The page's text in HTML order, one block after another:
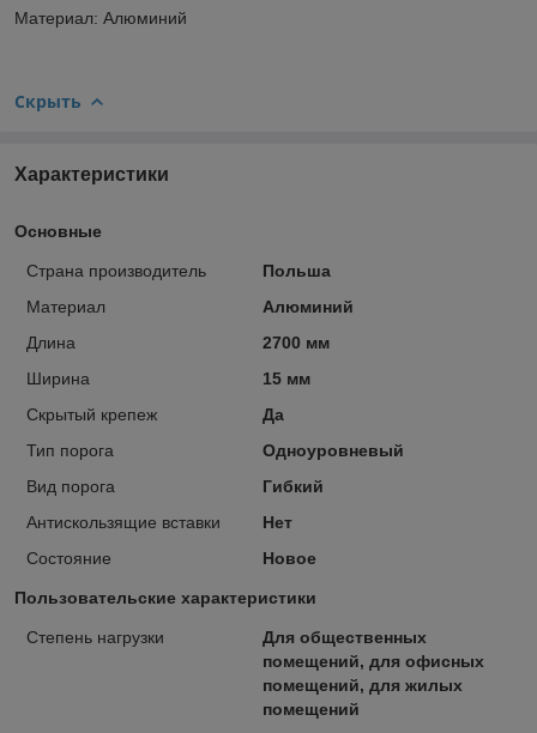
Материал: Алюминий
Скрыть
Характеристики
Основные
Страна производитель
Польша
Материал
Алюминий
Длина
2700 мм
Ширина
15 мм
Скрытый крепеж
Да
Тип порога
Одноуровневый
Вид порога
Гибкий
Антискользящие вставки
Нет
Состояние
Новое
Пользовательские характеристики
Степень нагрузки
Для общественных
помещений, для офисных
помещений, для жилых
помещений